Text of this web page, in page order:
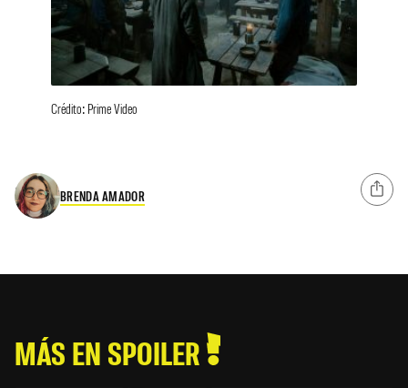
Crédito: Prime Video
BRENDA AMADOR
MÁS EN SPOILER